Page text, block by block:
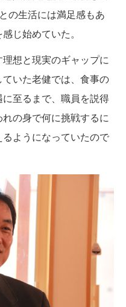
の生活には満足感もあ
じ始めていた。
理想と現実のギャップに
いた老健では、食事の
至るまで、職員を説得
の身で何に挑戦するに
ようになっていたので